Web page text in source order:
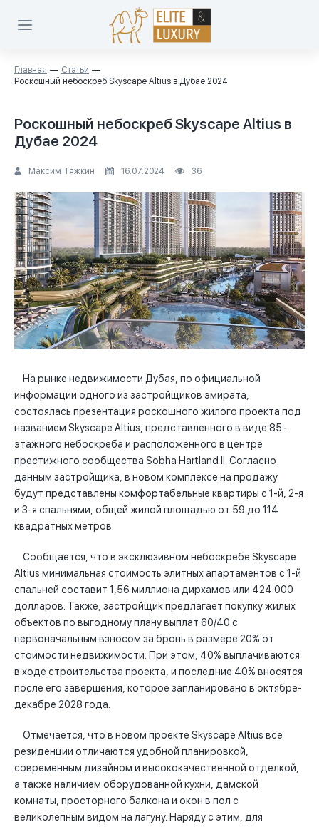
Главная
Статьи
Роскошный небоскреб Skyscape Altius в Дубае 2024
Роскошный небоскреб Skyscape Altius в
Дубае 2024
Максим Тяжкин 16.07.2024 36
На рынке недвижимости Дубая, по официальной
информации одного из застройщиков эмирата,
состоялась презентация роскошного жилого проекта под
названием Skyscape Altius, представленного в виде 85-
этажного небоскреба и расположенного в центре
престижного сообщества Sobha Hartland II. Согласно
данным застройщика, в новом комплексе на продажу
будут представлены комфортабельные квартиры с 1-й, 2-я
и 3-я спальнями, общей жилой площадью от 59 до 114
квадратных метров.
Сообщается, что в эксклюзивном небоскребе Skyscape
Altius минимальная стоимость элитных апартаментов с 1-й
спальней составит 1,56 миллиона дирхамов или 424 000
долларов. Также, застройщик предлагает покупку жилых
объектов по выгодному плану выплат 60/40 с
первоначальным взносом за бронь в размере 20% от
стоимости недвижимости. При этом, 40% выплачиваются
в ходе строительства проекта, и последние 40% вносятся
после его завершения, которое запланировано в октябре-
декабре 2028 года.
Отмечается, что в новом проекте Skyscape Altius все
резиденции отличаются удобной планировкой,
современным дизайном и высококачественной отделкой,
а также наличием оборудованной кухни, дамской
комнаты, просторного балкона и окон в пол с
великолепным видом на лагуну. Наряду с этим, для